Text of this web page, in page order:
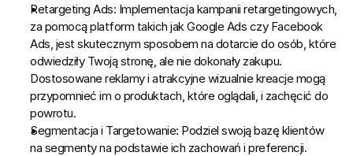
Retargeting Ads: Implementacja kampanii retargetingowych,
za pomocą platform takich jak Google Ads czy Facebook
Ads, jest skutecznym sposobem na dotarcie do osób, które
odwiedziły Twoją stronę, ale nie dokonały zakupu.
Dostosowane reklamy i atrakcyjne wizualnie kreacje mogą
przypomnieć im o produktach, które oglądali, i zachęcić do
powrotu.
Segmentacja i Targetowanie: Podziel swoją bazę klientów
na segmenty na podstawie ich zachowań i preferencji.